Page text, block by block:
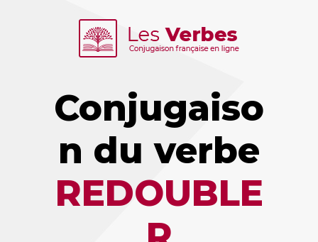
Conjugaiso
n du verbe
REDOUBLE